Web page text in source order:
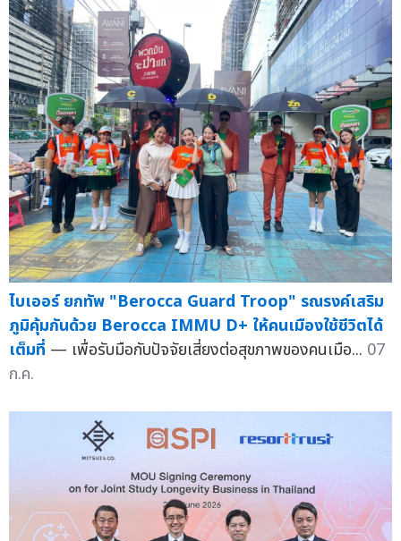
ไบเออร์ ยกทัพ "Berocca Guard Troop" รณรงค์เสริม
ภูมิคุ้มกันด้วย Berocca IMMU D+ ให้คนเมืองใช้ชีวิตได้
เต็มที่ — เพื่อรับมือกับปัจจัยเสี่ยงต่อสุขภาพของคนเมือ... 07
ก.ค.